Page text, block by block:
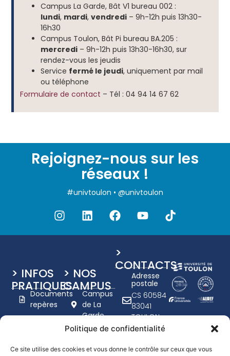
Politique de confidentialité
Ce site utilise des cookies et vous donne le contrôle sur ceux que vous
Campus La Garde, Bât V1 bureau 002 :
lundi, mardi,vendredi – 9h-12h puis 13h30-
16h30
Campus Toulon, Bât Pi bureau BA.205 :
mercredi – 9h-12h puis 13h30-16h30, sur
rendez-vous les jeudis
Service fermé le jeudi, uniquement par mail
ou téléphone
Formulaire de contact – Tél : 04 94 14 67 62
Rejoignez-nous sur les
réseaux !
#univtoulon • @univtoulon
>
CONTACTS
Adresse
postale
CS 60584
83041
TOULON
CEDEX 9
94 14 20
> NOS
CAMPUS
Campus
de La
Garde
Campus
- Porte
> INFOS
PRATIQUES
Documents
repères
graphique